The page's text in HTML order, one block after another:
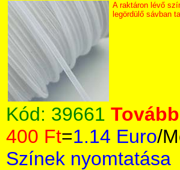
A raktáron lévő
legördülő sávban
Kód: 39661
400 Ft=1.14 Euro/
Színek nyomtatása